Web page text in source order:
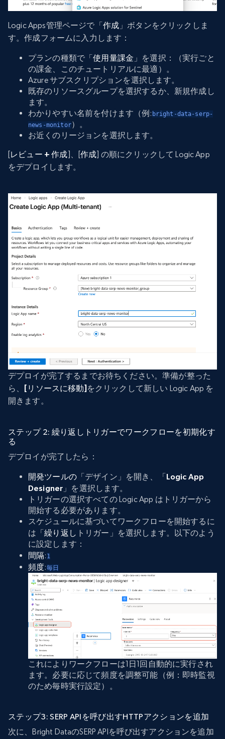
Logic Apps管理ページで「作成 」ボタンをクリックしま
す。作成フォームに入力します：
プランの種類で「使用量課金 」を選択：（実行ごと
の課金、このチュートリアルに最適）。
Azure サブスクリプションを選択します。
既存のリソースグループを選択するか、新規作成し
ます。
わかりやすい名前を付けます（例: bright-data-serp-
news-monitor）。
お近くのリージョンを選択します。
[レビュー + 作成]、[作成] の順にクリックして Logic App
をデプロイします。
デプロイが完了するまでお待ちください。準備が整った
ら、
[リソースに移動] をクリックして新しい Logic App を
開きます。
ステップ 2: 繰り返しトリガーでワークフローを初期化す
る
デプロイが完了したら：
開発ツールの「デザイン」を開き、「Logic App
Designer 」を選択します。
トリガーの選択すべての Logic App はトリガーから
開始する必要があります。
スケジュールに基づいてワークフローを開始するに
は「繰り返し トリガー」を選択します。以下のよう
に設定します：
間隔: 1
頻度:毎日
これによりワークフローは1日1回自動的に実行され
ます。必要に応じて頻度を調整可能（例：即時監視
のため毎時実行設定）。
ステップ3: SERP APIを呼び出すHTTPアクションを追加
次に、Bright DataのSERP APIを呼び出すアクションを追加